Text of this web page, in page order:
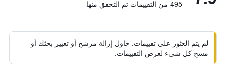
495 من التقييمات تم التحقق منها
لم يتم العثور على تقييمات. حاول إزالة مرشح أو تغيير بحثك أو
مسح كل شيء لعرض التقييمات.